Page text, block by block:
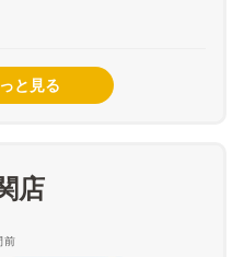
と見る
店
前